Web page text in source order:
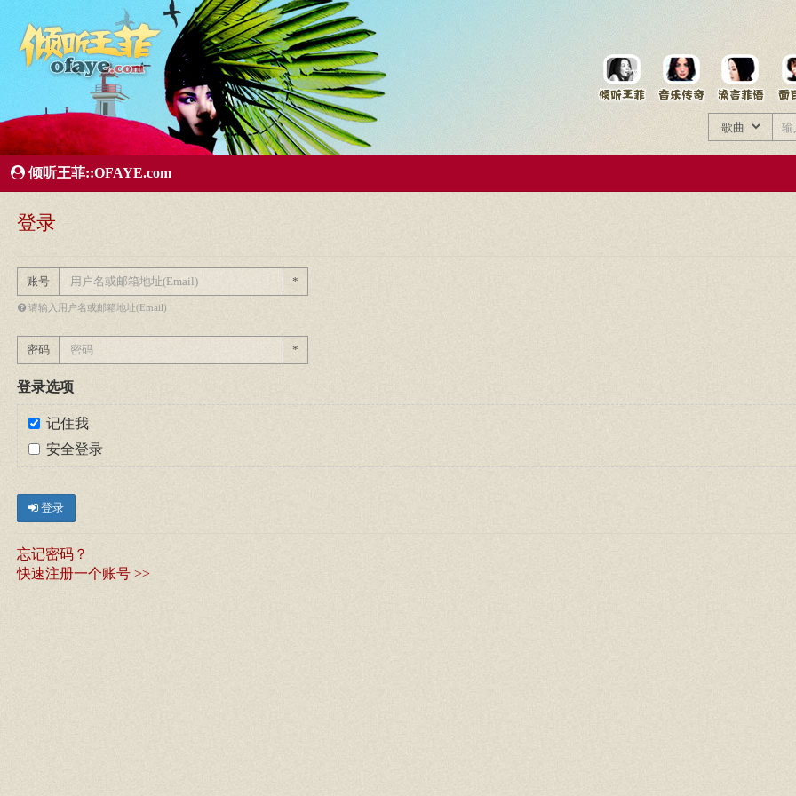
有歌曲专辑
王菲新闻王菲的精美图片王菲精彩视频王菲论坛给王菲留言用户中心王菲资料档案
倾听王菲::OFAYE.com
登录
账号 *
请输入用户名或邮箱地址(Email)
密码 *
登录选项
记住我
安全登录
登录
忘记密码？
快速注册一个账号 >>